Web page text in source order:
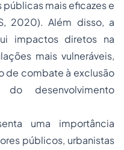
mais eficazes e
2020). Além disso, a
impactos diretos na
mais vulneráveis,
de combate à exclusão
desenvolvimento
uma importância
públicos, urbanistas